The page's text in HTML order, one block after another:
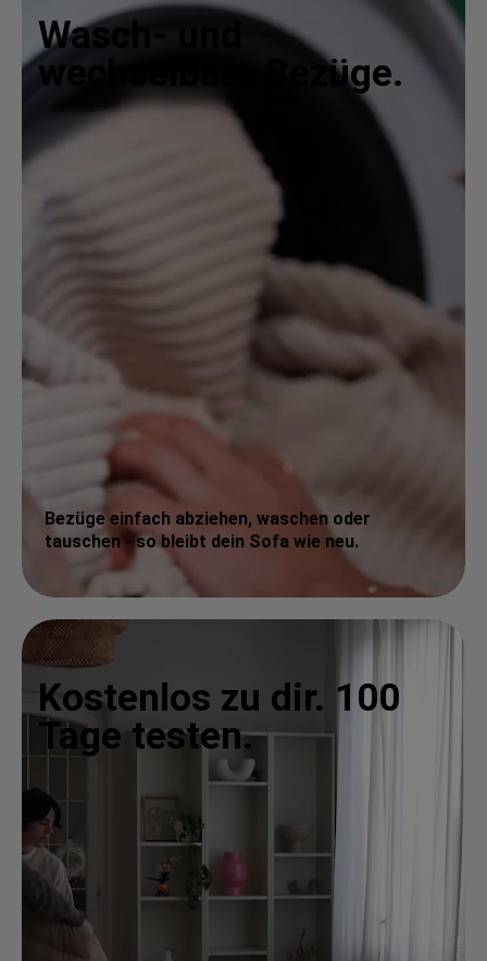
Wasch- und
wechselbare Bezüge.
Bezüge einfach abziehen, waschen oder
tauschen - so bleibt dein Sofa wie neu.
Kostenlos zu dir. 100
Tage testen.